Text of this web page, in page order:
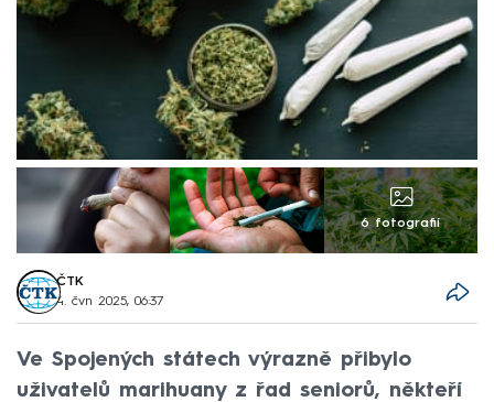
6 fotografií
ČTK
4. čvn 2025, 06:37
Ve Spojených státech výrazně přibylo
uživatelů marihuany z řad seniorů, někteří